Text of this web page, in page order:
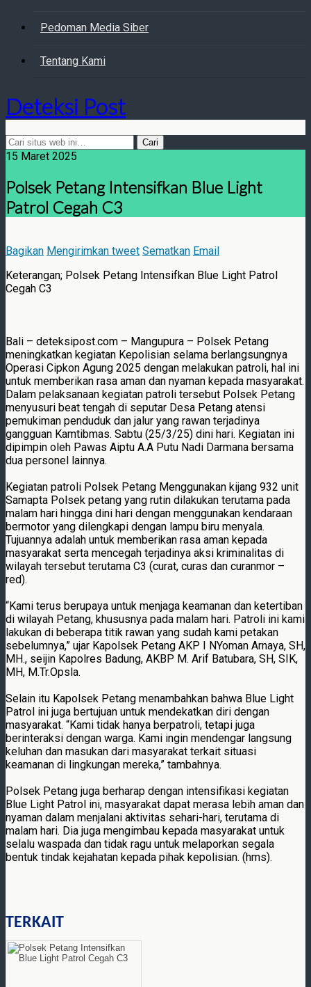
Pedoman Media Siber
Tentang Kami
Deteksi Post
15 Maret 2025
Polsek Petang Intensifkan Blue Light
Patrol Cegah C3
Bagikan Mengirimkan tweet Sematkan Email
Keterangan; Polsek Petang Intensifkan Blue Light Patrol
Cegah C3
Bali – deteksipost.com – Mangupura – Polsek Petang
meningkatkan kegiatan Kepolisian selama berlangsungnya
Operasi Cipkon Agung 2025 dengan melakukan patroli, hal ini
untuk memberikan rasa aman dan nyaman kepada masyarakat.
Dalam pelaksanaan kegiatan patroli tersebut Polsek Petang
menyusuri beat tengah di seputar Desa Petang atensi
pemukiman penduduk dan jalur yang rawan terjadinya
gangguan Kamtibmas. Sabtu (25/3/25) dini hari. Kegiatan ini
dipimpin oleh Pawas Aiptu A.A Putu Nadi Darmana bersama
dua personel lainnya.
Kegiatan patroli Polsek Petang Menggunakan kijang 932 unit
Samapta Polsek petang yang rutin dilakukan terutama pada
malam hari hingga dini hari dengan menggunakan kendaraan
bermotor yang dilengkapi dengan lampu biru menyala.
Tujuannya adalah untuk memberikan rasa aman kepada
masyarakat serta mencegah terjadinya aksi kriminalitas di
wilayah tersebut terutama C3 (curat, curas dan curanmor –
red).
“Kami terus berupaya untuk menjaga keamanan dan ketertiban
di wilayah Petang, khususnya pada malam hari. Patroli ini kami
lakukan di beberapa titik rawan yang sudah kami petakan
sebelumnya,” ujar Kapolsek Petang AKP I NYoman Arnaya, SH,
MH., seijin Kapolres Badung, AKBP M. Arif Batubara, SH, SIK,
MH, M.Tr.Opsla.
Selain itu Kapolsek Petang menambahkan bahwa Blue Light
Patrol ini juga bertujuan untuk mendekatkan diri dengan
masyarakat. “Kami tidak hanya berpatroli, tetapi juga
berinteraksi dengan warga. Kami ingin mendengar langsung
keluhan dan masukan dari masyarakat terkait situasi
keamanan di lingkungan mereka,” tambahnya.
Polsek Petang juga berharap dengan intensifikasi kegiatan
Blue Light Patrol ini, masyarakat dapat merasa lebih aman dan
nyaman dalam menjalani aktivitas sehari-hari, terutama di
malam hari. Dia juga mengimbau kepada masyarakat untuk
selalu waspada dan tidak ragu untuk melaporkan segala
bentuk tindak kejahatan kepada pihak kepolisian. (hms).
TERKAIT